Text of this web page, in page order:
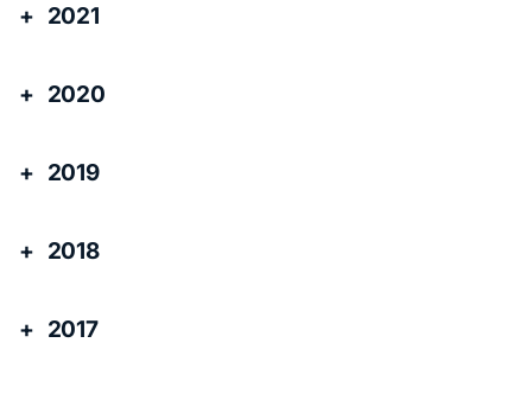
2021
2020
2019
2018
2017